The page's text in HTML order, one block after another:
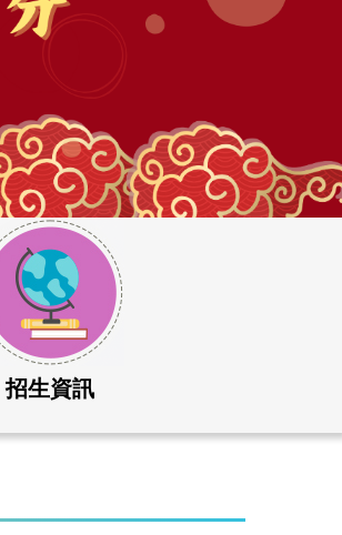
招生資訊